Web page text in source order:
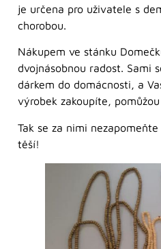
je určena pro uživatele s
chorobou.
Nákupem ve stánku
dvojnásobnou radost. Sami
dárkem do domácnosti, a
výrobek zakoupíte,
Tak se za nimi
těší!